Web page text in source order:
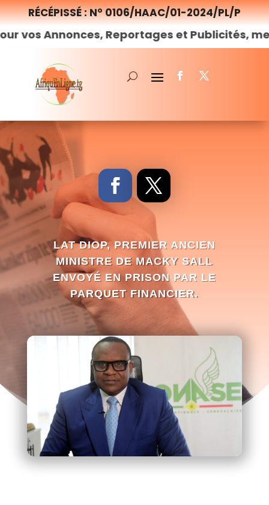
RÉCÉPISSÉ : N° 0106/HAAC/01-2024/PL/P
Reportages et Publicités, merci denous
LAT DIOP, PREMIER ANCIEN
MINISTRE DE MACKY SALL
ENVOYÉ EN PRISON PAR LE
PARQUET FINANCIER.